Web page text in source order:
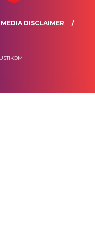
MEDIA DISCLAIMER